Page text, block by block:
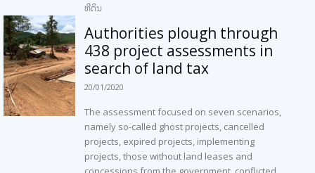
ທີ່ດິນ
Authorities plough through
438 project assessments in
search of land tax
20/01/2020
The assessment focused on seven scenarios,
namely so-called ghost projects, cancelled
projects, expired projects, implementing
projects, those without land leases and